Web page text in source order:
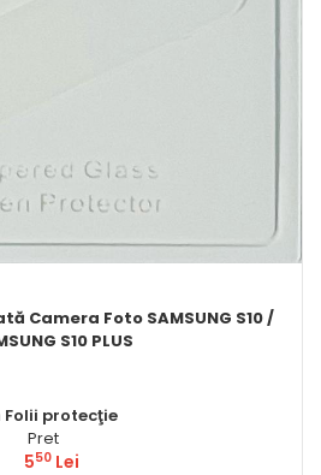
Camera Foto SAMSUNG S10 /
S10 PLUS
Folii protecţie
Pret
550 Lei